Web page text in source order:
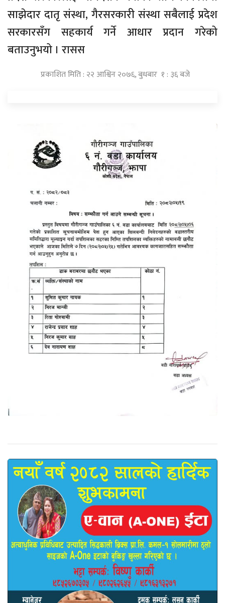
साझेदार दातृ संस्था, गैरसरकारी संस्था सबैलाई प्रदेश
सरकारसँग सहकार्य गर्ने आधार प्रदान गरेको
बताउनुभयो । रासस
प्रकाशित मिति : २२ आश्विन २०७६, बुधबार १ : ३६ बजे